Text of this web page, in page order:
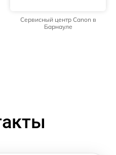
Сервисный центр Canon в
Барнауле